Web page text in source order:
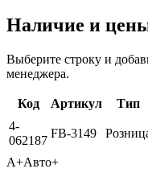
Наличие и
Выберите строку и
менеджера.
Код Артикул Тип
4-
062187
FB-3149
А+Авто+